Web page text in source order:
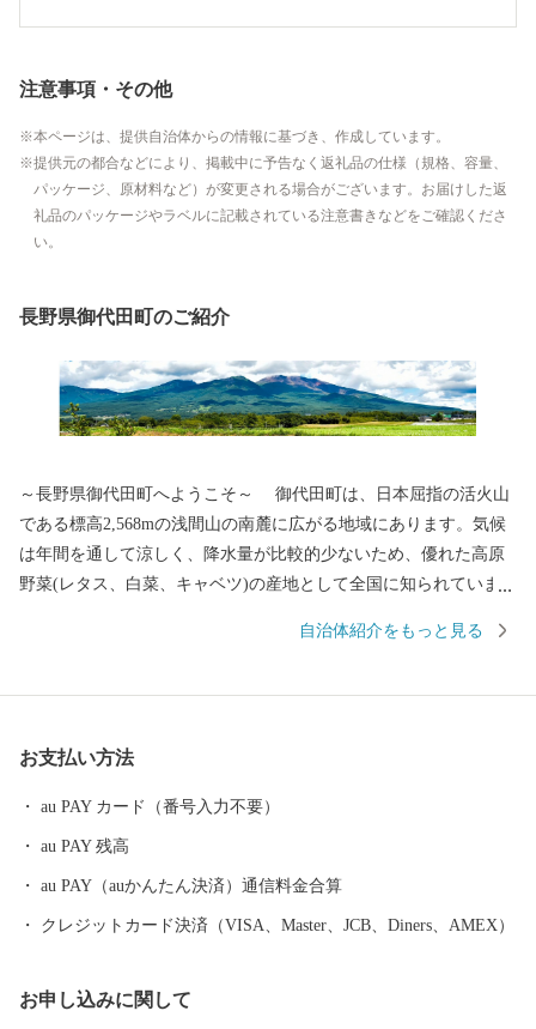
注意事項・その他
本ページは、提供自治体からの情報に基づき、作成しています。
提供元の都合などにより、掲載中に予告なく返礼品の仕様（規格、容量、
パッケージ、原材料など）が変更される場合がございます。お届けした返
礼品のパッケージやラベルに記載されている注意書きなどをご確認くださ
い。
長野県御代田町のご紹介
～長野県御代田町へようこそ～ 御代田町は、日本屈指の活火山
である標高2,568mの浅間山の南麓に広がる地域にあります。気候
は年間を通して涼しく、降水量が比較的少ないため、優れた高原
野菜(レタス、白菜、キャベツ)の産地として全国に知られていま
北陸新幹線や上信越道など、首都圏とのアクセス環境も整ってお
す町となっています。 また、毎年7月の最終土曜日には「信
州・御代田龍神まつり」が開催されます。御代田町の夏の一大イ
自治体紹介をもっと見る
お支払い方法
au PAY カード（番号入力不要）
au PAY 残高
au PAY（auかんたん決済）通信料金合算
クレジットカード決済（VISA、Master、JCB、Diners、AMEX）
お申し込みに関して